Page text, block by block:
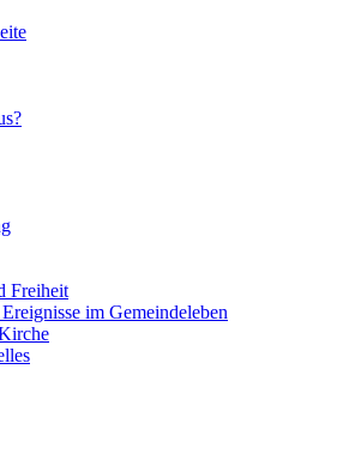
Freiheit
im Gemeindeleben